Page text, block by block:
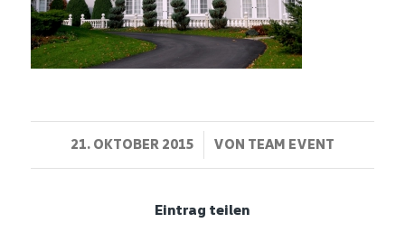
21. OKTOBER 2015
/ VON TEAM EVENT
Eintrag teilen